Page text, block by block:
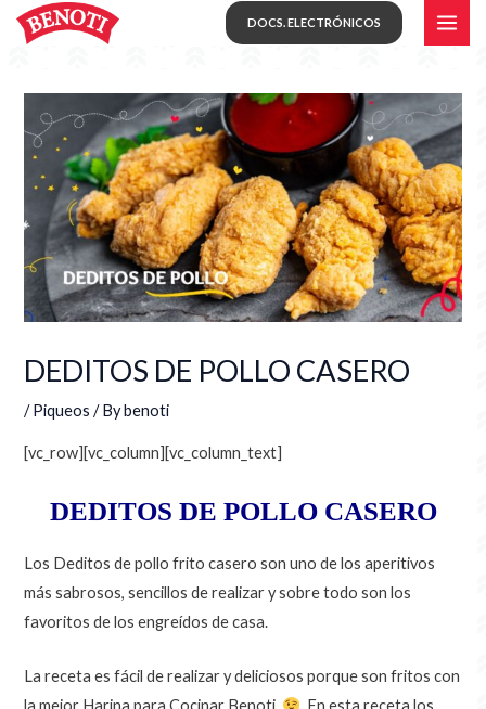
Skip
DOCS. ELECTRÓNICOS
DEDITOS DE POLLO CASERO
/Piqueos / Bybenoti
[vc_row][vc_column][vc_column_text]
DEDITOS DE POLLO CASERO
Los Deditos de pollo frito casero son uno de los aperitivos
más sabrosos, sencillos de realizar y sobre todo son los
favoritos de los engreídos de casa.
La receta es fácil de realizar y deliciosos porque son fritos con
la mejor Harina para Cocinar Benoti.
. En esta receta los